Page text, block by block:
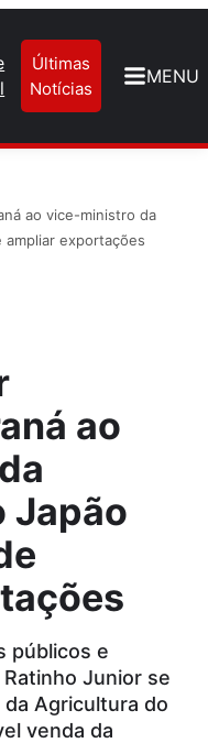
Últimas
Notícias
MENU
ao vice-ministro da
exportações
ao
Japão
públicos e
Junior se
Agricultura do
venda da